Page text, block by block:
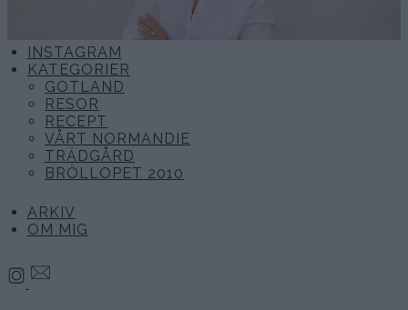
INSTAGRAM
KATEGORIER
GOTLAND
RESOR
RECEPT
VÅRT NORMANDIE
TRÄDGÅRD
BRÖLLOPET 2010
ARKIV
OM MIG